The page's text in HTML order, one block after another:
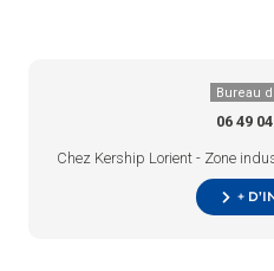
Bureau
06 49
Chez Kership Lorient - Zone
+